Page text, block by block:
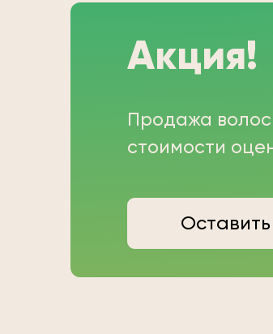
Акция!
Продажа
стоимости
Оставить